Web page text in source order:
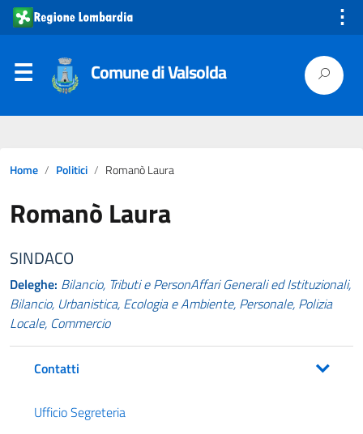
⋮
Comune di Valsolda
Home Politici Romanò Laura
Romanò Laura
SINDACO
Deleghe: Bilancio, Tributi e PersonAffari Generali ed Istituzionali,
Bilancio, Urbanistica, Ecologia e Ambiente, Personale, Polizia
Locale, Commercio
Contatti
Ufficio Segreteria